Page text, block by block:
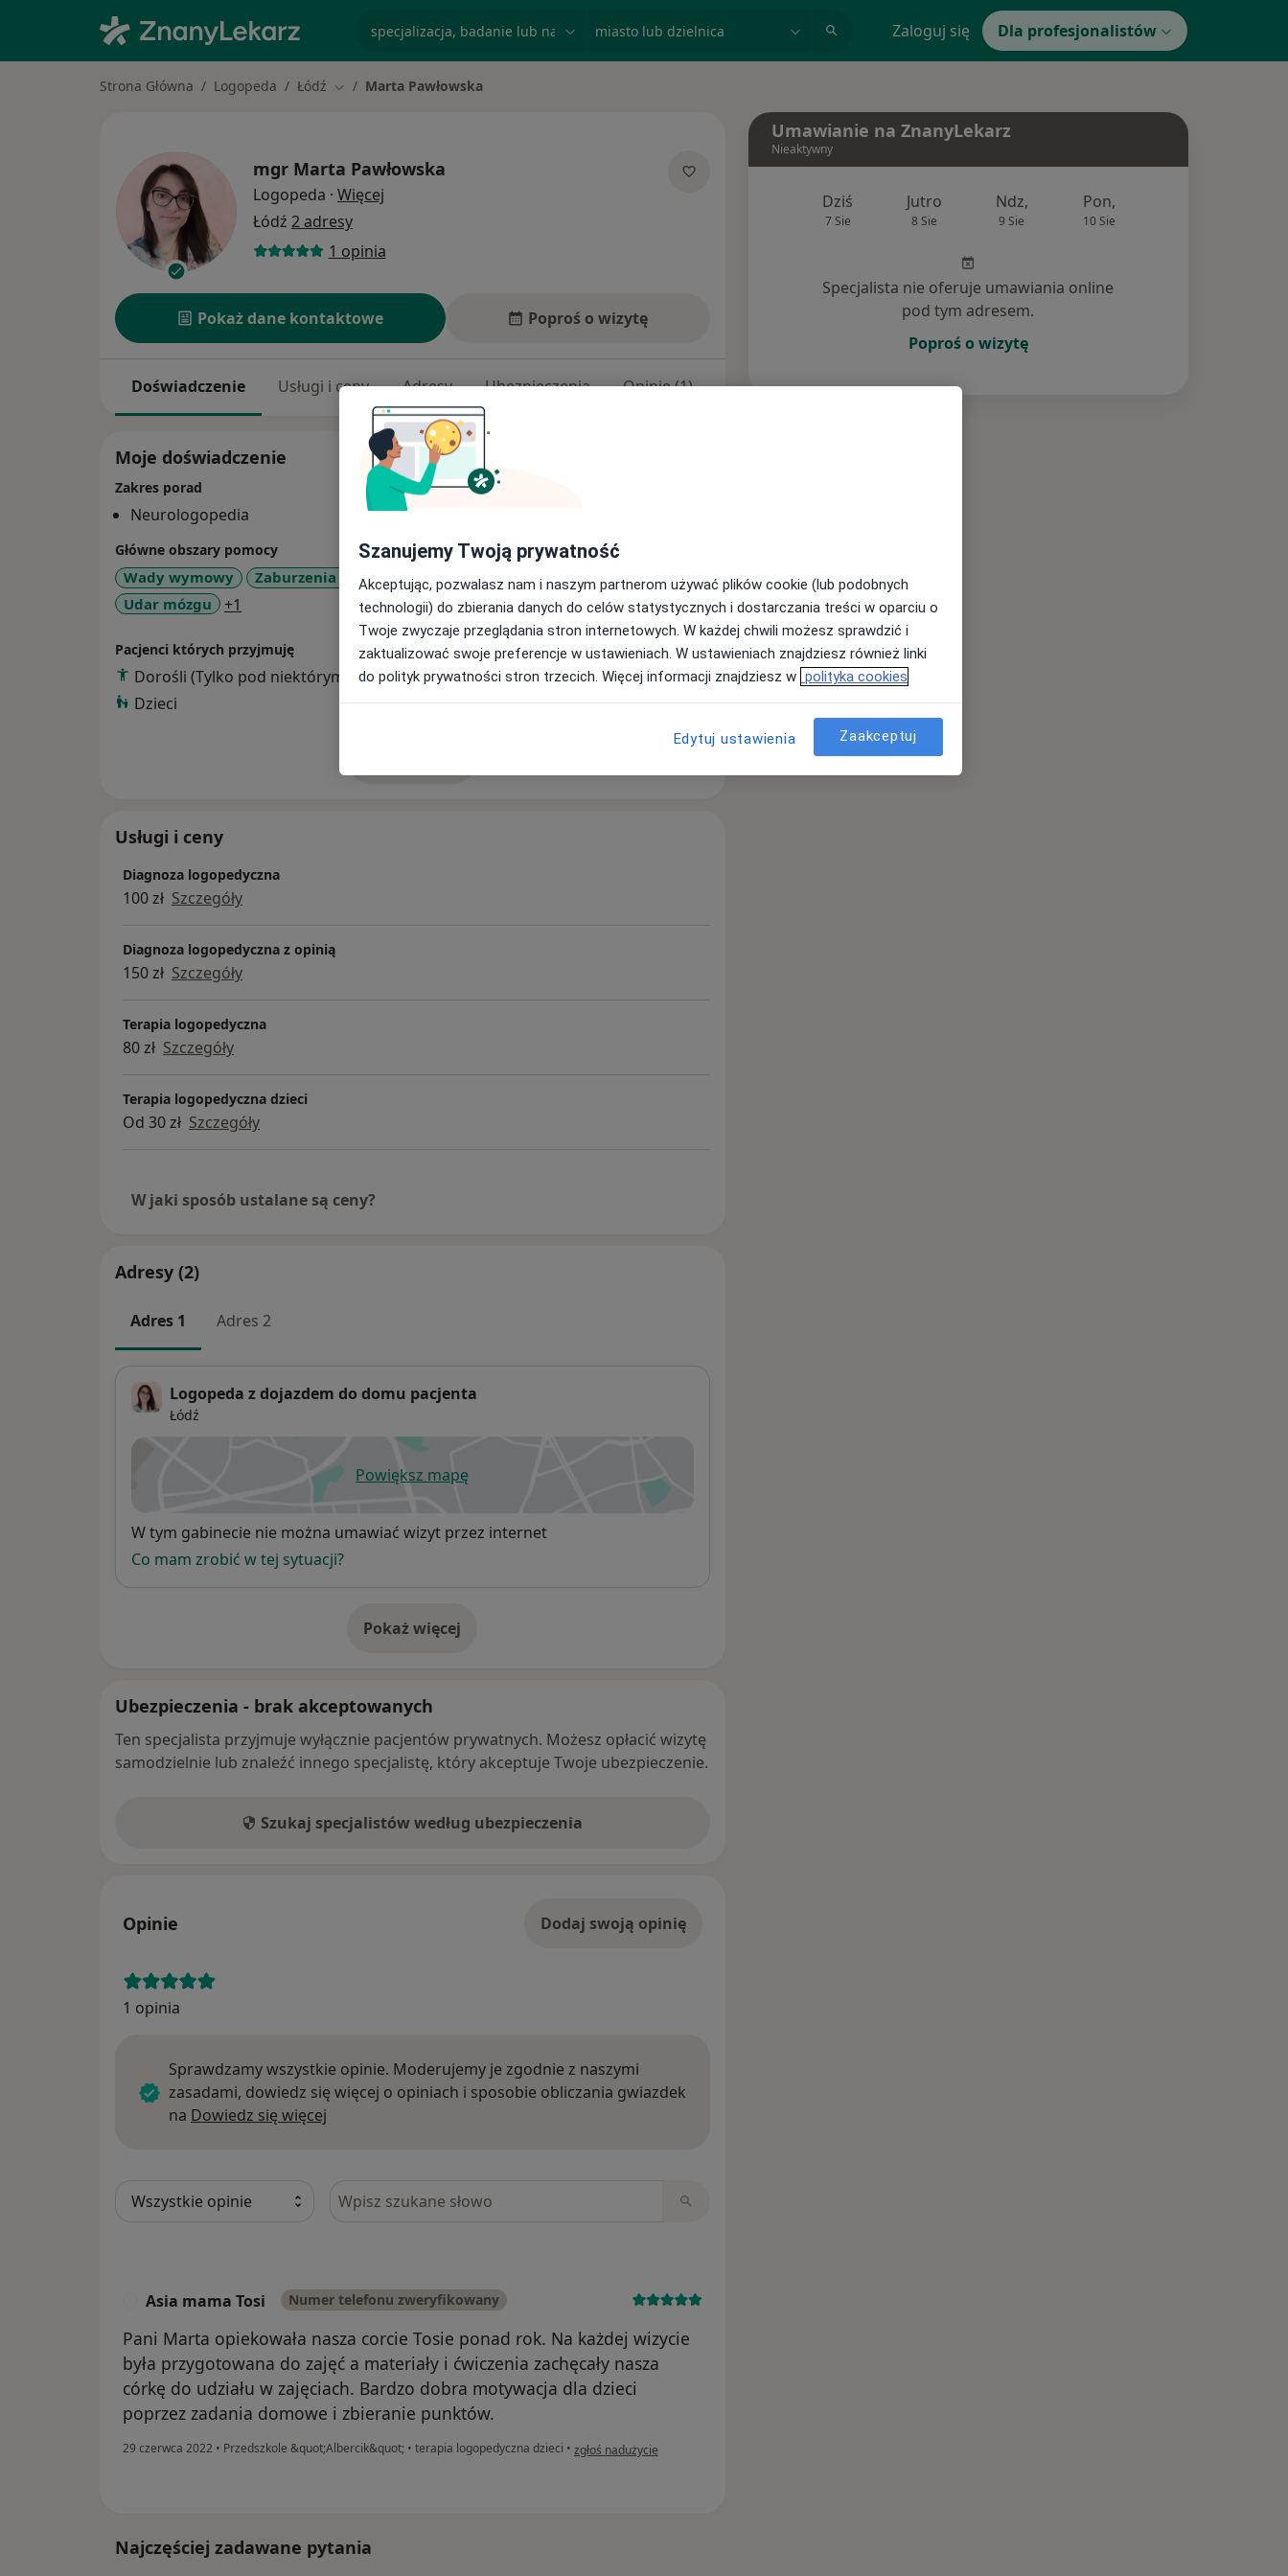
Zaloguj się Dla profesjonalistów
Strona Główna Logopeda Łódź Zmień miasto
Marta Pawłowska
mgr Marta Pawłowska
Logopeda · Więcej
Łódź 2 adresy
1 opinia
Pokaż dane kontaktowe Poproś o wizytę
Doświadczenie Usługi i ceny Adresy Ubezpieczenia Opinie (1)
Moje doświadczenie
Zakres porad
Neurologopedia
Główne obszary pomocy
Wady wymowy Zaburzenia mowy Afazja
Choroby neurologiczne
Udar mózgu
+1 a11y_sr_more_diseases
Pacjenci których przyjmuję
Dorośli (Tylko pod niektórymi adresami)
Dzieci
Usługi i ceny
Diagnoza logopedyczna
100 zł Szczegóły
Diagnoza logopedyczna z opinią
150 zł Szczegóły
Terapia logopedyczna
80 zł Szczegóły
Terapia logopedyczna dzieci
Od 30 zł Szczegóły
W jaki sposób ustalane są ceny?
Adresy (2)
Adres 1 Adres 2
Logopeda z dojazdem do domu pacjenta
Łódź
Powiększ mapęotwiera się w nowej karcie
Dostępność
W tym gabinecie nie można umawiać wizyt przez internet
Co mam zrobić w tej sytuacji?
Pokaż więcej
o adresie
Ubezpieczenia - brak akceptowanych
Ten specjalista przyjmuje wyłącznie pacjentów prywatnych. Możesz opłacić wizytę
samodzielnie lub znaleźć innego specjalistę, który akceptuje Twoje ubezpieczenie.
Szukaj specjalistów według ubezpieczenia
Opinie Dodaj swoją opinię
1 opinia
Sprawdzamy wszystkie opinie. Moderujemy je zgodnie z naszymi
zasadami, dowiedz się więcej o opiniach i sposobie obliczania gwiazdek
na Dowiedz się więcej
Szukaj w opiniach
Asia mama Tosi Numer telefonu zweryfikowany
Pani Marta opiekowała nasza corcie Tosie ponad rok. Na każdej wizycie
była przygotowana do zajęć a materiały i ćwiczenia zachęcały nasza
córkę do udziału w zajęciach. Bardzo dobra motywacja dla dzieci
poprzez zadania domowe i zbieranie punktów.
29 czerwca 2022 • Przedszkole &quot;Albercik&quot; • terapia logopedyczna dzieci • w opinii użytkownika Asia mama Tosi
zgłoś nadużycie
Najczęściej zadawane pytania
Umawianie na ZnanyLekarz
Nieaktywny
Dziś
7 Sie
Jutro
8 Sie
Ndz,
9 Sie
Pon,
10 Sie
Specjalista nie oferuje umawiania online
pod tym adresem.
Poproś o wizytę
Szanujemy Twoją prywatność
Akceptując, pozwalasz nam i naszym partnerom używać plików cookie (lub podobnych
technologii) do zbierania danych do celów statystycznych i dostarczania treści w oparciu o
Twoje zwyczaje przeglądania stron internetowych. W każdej chwili możesz sprawdzić i
zaktualizować swoje preferencje w ustawieniach. W ustawieniach znajdziesz również linki
do polityk prywatności stron trzecich. Więcej informacji znajdziesz w polityka cookies
Edytuj ustawienia Zaakceptuj